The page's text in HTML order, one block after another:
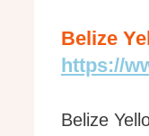
Belize
https://
Belize